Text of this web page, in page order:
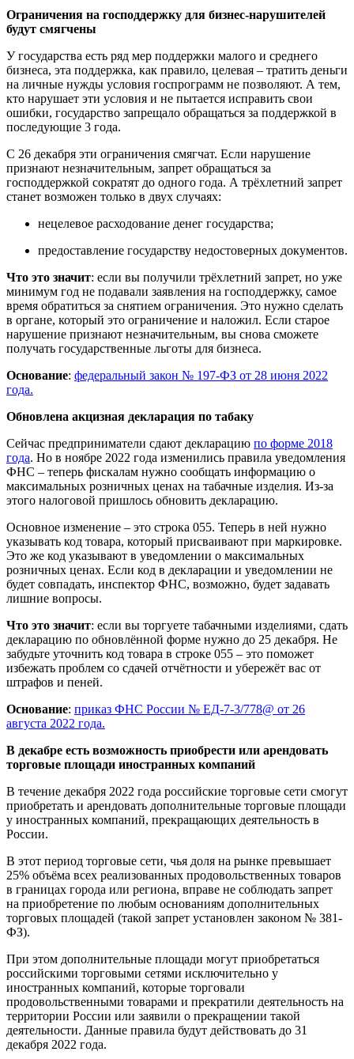
Ограничения на господдержку для бизнес-нарушителей
будут смягчены
У государства есть ряд мер поддержки малого и среднего
бизнеса, эта поддержка, как правило, целевая – тратить деньги
на личные нужды условия госпрограмм не позволяют. А тем,
кто нарушает эти условия и не пытается исправить свои
ошибки, государство запрещало обращаться за поддержкой в
последующие 3 года.
С 26 декабря эти ограничения смягчат. Если нарушение
признают незначительным, запрет обращаться за
господдержкой сократят до одного года. А трёхлетний запрет
станет возможен только в двух случаях:
нецелевое расходование денег государства;
предоставление государству недостоверных документов.
Что это значит: если вы получили трёхлетний запрет, но уже
минимум год не подавали заявления на господдержку, самое
время обратиться за снятием ограничения. Это нужно сделать
в органе, который это ограничение и наложил. Если старое
нарушение признают незначительным, вы снова сможете
получать государственные льготы для бизнеса.
Основание: федеральный закон № 197-ФЗ от 28 июня 2022
года.
Обновлена акцизная декларация по табаку
Сейчас предприниматели сдают декларацию по форме 2018
года. Но в ноябре 2022 года изменились правила уведомления
ФНС – теперь фискалам нужно сообщать информацию о
максимальных розничных ценах на табачные изделия. Из-за
этого налоговой пришлось обновить декларацию.
Основное изменение – это строка 055. Теперь в ней нужно
указывать код товара, который присваивают при маркировке.
Это же код указывают в уведомлении о максимальных
розничных ценах. Если код в декларации и уведомлении не
будет совпадать, инспектор ФНС, возможно, будет задавать
лишние вопросы.
Что это значит: если вы торгуете табачными изделиями, сдать
декларацию по обновлённой форме нужно до 25 декабря. Не
забудьте уточнить код товара в строке 055 – это поможет
избежать проблем со сдачей отчётности и убережёт вас от
штрафов и пеней.
Основание: приказ ФНС России № ЕД-7-3/778@ от 26
августа 2022 года.
В декабре есть возможность приобрести или арендовать
торговые площади иностранных компаний
В течение декабря 2022 года российские торговые сети смогут
приобретать и арендовать дополнительные торговые площади
у иностранных компаний, прекращающих деятельность в
России.
В этот период торговые сети, чья доля на рынке превышает
25% объёма всех реализованных продовольственных товаров
в границах города или региона, вправе не соблюдать запрет
на приобретение по любым основаниям дополнительных
торговых площадей (такой запрет установлен законом № 381-
ФЗ).
При этом дополнительные площади могут приобретаться
российскими торговыми сетями исключительно у
иностранных компаний, которые торговали
продовольственными товарами и прекратили деятельность на
территории России или заявили о прекращении такой
деятельности. Данные правила будут действовать до 31
декабря 2022 года.